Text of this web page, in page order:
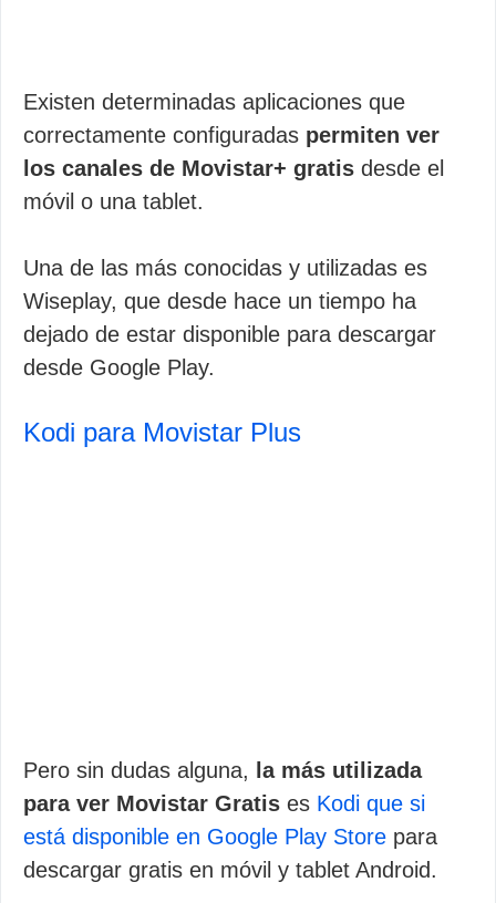
Existen determinadas aplicaciones que
correctamente configuradas permiten ver
los canales de Movistar+ gratis desde el
móvil o una tablet.
Una de las más conocidas y utilizadas es
Wiseplay, que desde hace un tiempo ha
dejado de estar disponible para descargar
desde Google Play.
Kodi para Movistar Plus
Pero sin dudas alguna,
la más utilizada
para ver Movistar Gratis es Kodi que si
está disponible en Google Play Store para
descargar gratis en móvil y tablet Android.